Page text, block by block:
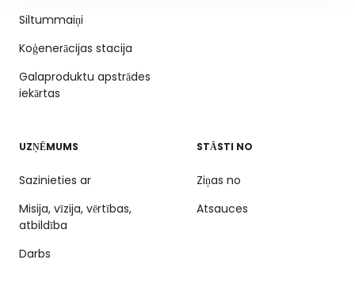
Siltummaiņi
Koģenerācijas stacija
Galaproduktu apstrādes
iekārtas
UZŅĒMUMS
Sazinieties ar
Misija, vīzija, vērtības,
atbildība
Darbs
STĀSTI NO
Ziņas no
Atsauces